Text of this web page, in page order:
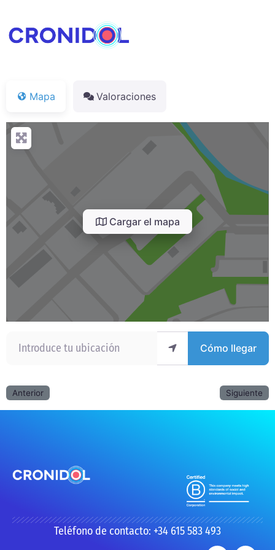
Mapa Valoraciones
Cargar el mapa
Cómo llegar
Anterior Siguiente
Teléfono de contacto: +34 615 583 493